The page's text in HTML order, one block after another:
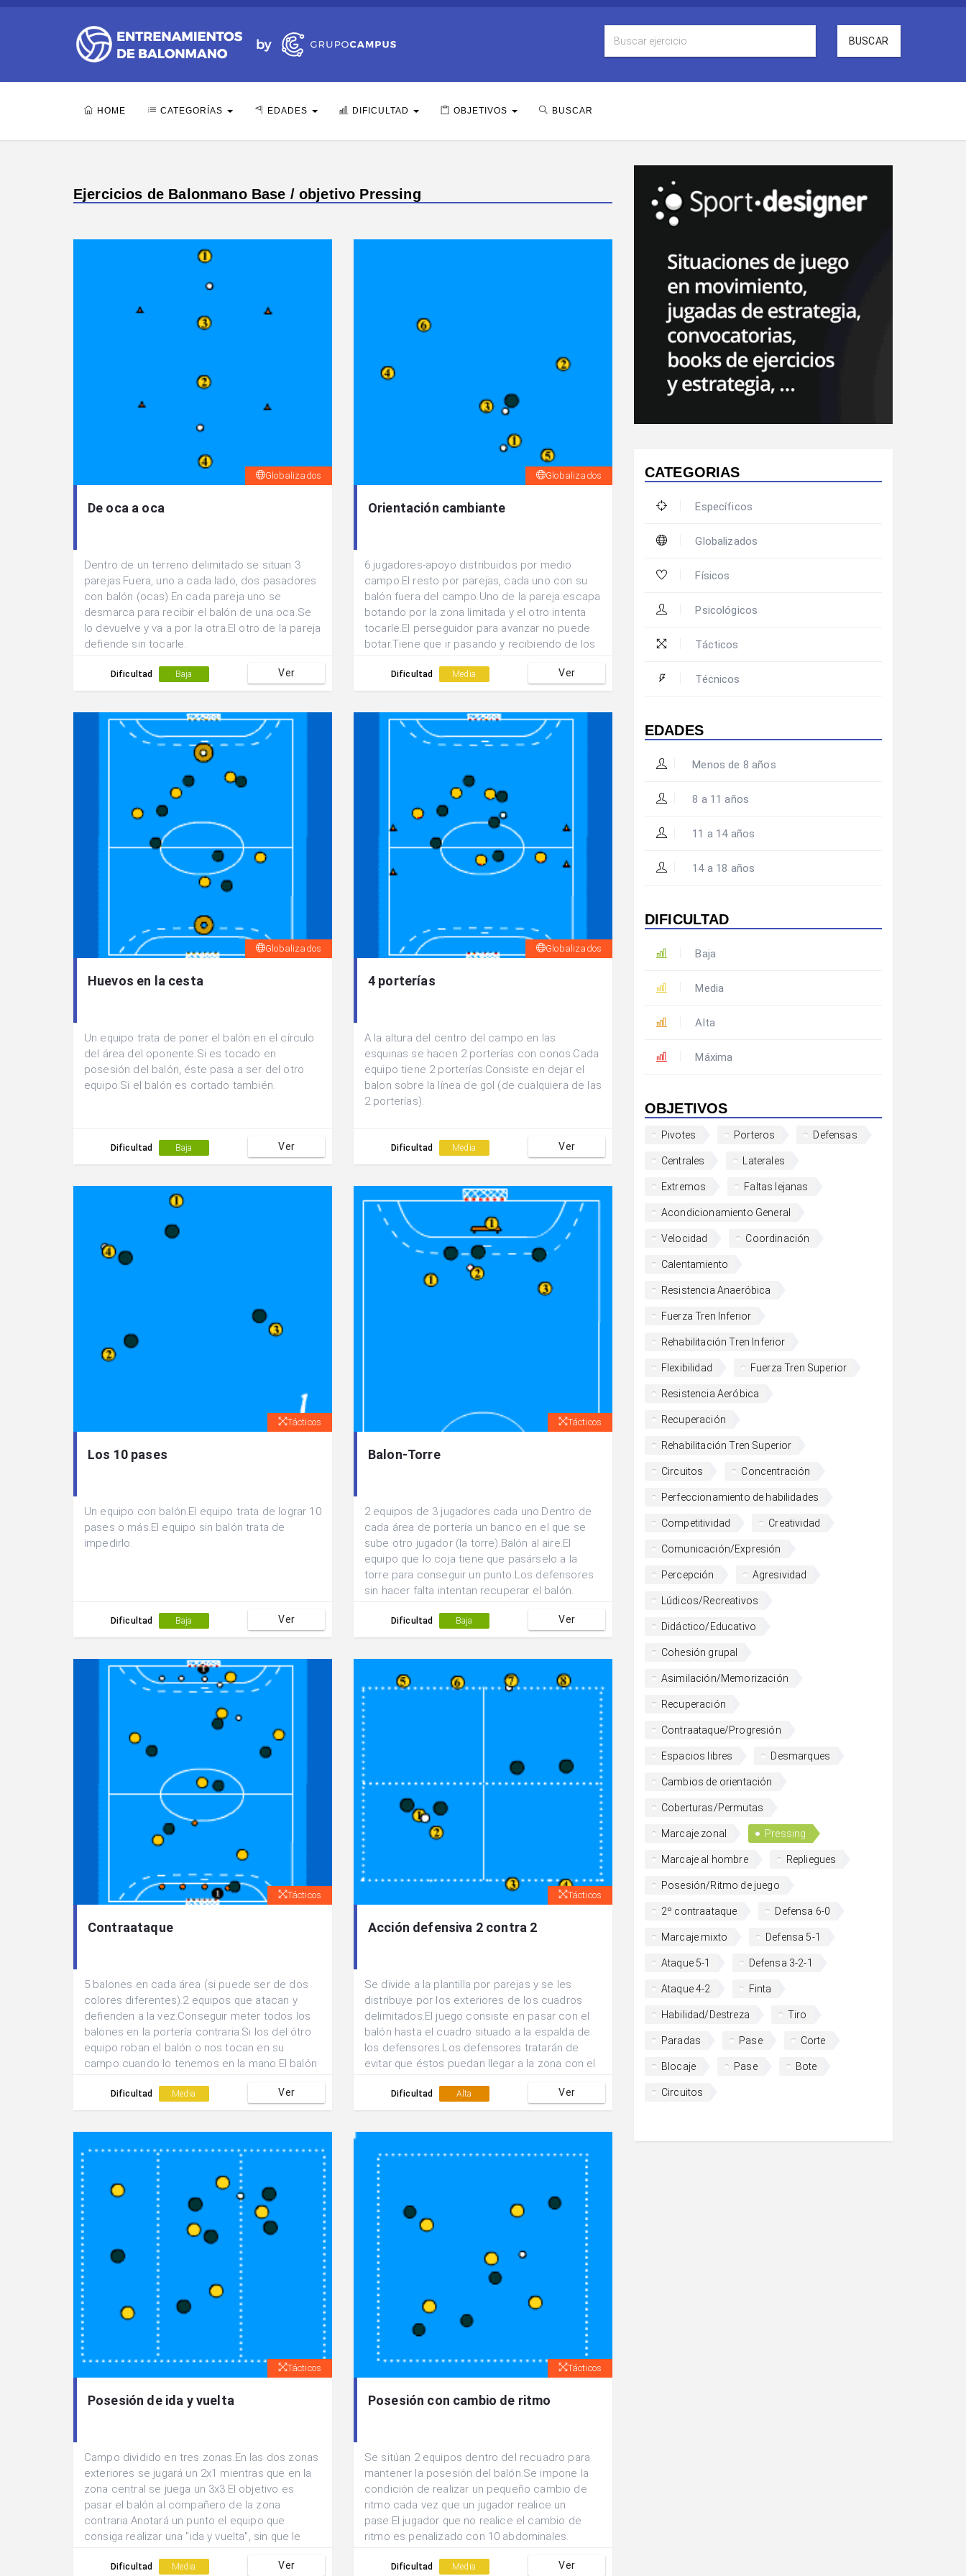
BUSCAR
HOME CATEGORÍAS EDADES DIFICULTAD OBJETIVOS BUSCAR
Ejercicios de Balonmano Base / objetivo Pressing
Globalizados
De oca a oca
Dentro de un terreno delimitado se situan 3
parejas.Fuera, uno a cada lado, dos pasadores
con balón (ocas).En cada pareja uno se
desmarca para recibir el balón de una oca.Se
lo devuelve y va a por la otra.El otro de la pareja
defiende sin tocarle.
Dificultad Baja Ver
Globalizados
Orientación cambiante
6 jugadores-apoyo distribuidos por medio
campo.El resto por parejas, cada uno con su
balón fuera del campo.Uno de la pareja escapa
botando por la zona limitada y el otro intenta
tocarle.El perseguidor para avanzar no puede
botar.Tiene que ir pasando y recibiendo de los
Dificultad Media Ver
Globalizados
Huevos en la cesta
Un equipo trata de poner el balón en el círculo
del área del oponente.Si es tocado en
posesión del balón, éste pasa a ser del otro
equipo.Si el balón es cortado también.
Dificultad Baja Ver
Globalizados
4 porterías
A la altura del centro del campo en las
esquinas se hacen 2 porterías con conos.Cada
equipo tiene 2 porterías.Consiste en dejar el
balon sobre la línea de gol (de cualquiera de las
2 porterías).
Dificultad Media Ver
Tácticos
Los 10 pases
Un equipo con balón.El equipo trata de lograr 10
pases o más.El equipo sin balón trata de
impedirlo.
Dificultad Baja Ver
Tácticos
Balon-Torre
2 equipos de 3 jugadores cada uno.Dentro de
cada área de portería un banco en el que se
sube otro jugador (la torre).Balón al aire.El
equipo que lo coja tiene que pasárselo a la
torre para conseguir un punto.Los defensores
sin hacer falta intentan recuperar el balón.
Dificultad Baja Ver
Tácticos
Contraataque
5 balones en cada área (si puede ser de dos
colores diferentes).2 equipos que atacan y
defienden a la vez.Conseguir meter todos los
balones en la portería contraria.Si los del ótro
equipo roban el balón o nos tocan en su
campo cuando lo tenemos en la mano.El balón
que nos lo vuelvan a pasar para librarnos.El
lanzamiento tenemos que hacerlo desde 9m.
Dificultad Media Ver
Tácticos
Acción defensiva 2 contra 2
Se divide a la plantilla por parejas y se les
distribuye por los exteriores de los cuadros
delimitados.El juego consiste en pasar con el
balón hasta el cuadro situado a la espalda de
los defensores.Los defensores tratarán de
evitar que éstos puedan llegar a la zona con el
cambiar de posición ni cruzarse, están
obligados a defender en zona.
Dificultad Alta Ver
Tácticos
Posesión de ida y vuelta
Campo dividido en tres zonas.En las dos zonas
exteriores se jugará un 2x1 mientras que en la
zona central se juega un 3x3.El objetivo es
pasar el balón al compañero de la zona
contraria.Anotará un punto el equipo que
consiga realizar una "ida y vuelta", sin que le
Dificultad Media Ver
Tácticos
Posesión con cambio de ritmo
Se sitúan 2 equipos dentro del recuadro para
mantener la posesión del balón.Se impone la
condición de realizar un pequeño cambio de
ritmo cada vez que un jugador realice un
pase.El jugador que no realice el cambio de
ritmo es penalizado con 10 abdominales.
Dificultad Media Ver
CATEGORIAS
Específicos
Globalizados
Físicos
Psicológicos
Tácticos
Técnicos
EDADES
Menos de 8 años
8 a 11 años
11 a 14 años
14 a 18 años
DIFICULTAD
Baja
Media
Alta
Máxima
OBJETIVOS
Pivotes Porteros Defensas
Centrales Laterales
Extremos Faltas lejanas
Acondicionamiento General
Velocidad Coordinación
Calentamiento
Resistencia Anaeróbica
Fuerza Tren Inferior
Rehabilitación Tren Inferior
Flexibilidad Fuerza Tren Superior
Resistencia Aeróbica
Recuperación
Rehabilitación Tren Superior
Circuitos Concentración
Perfeccionamiento de habilidades
Competitividad Creatividad
Comunicación/Expresión
Percepción Agresividad
Lúdicos/Recreativos
Didáctico/Educativo
Cohesión grupal
Asimilación/Memorización
Recuperación
Contraataque/Progresión
Espacios libres Desmarques
Cambios de orientación
Coberturas/Permutas
Marcaje zonal Pressing
Marcaje al hombre Repliegues
Posesión/Ritmo de juego
2º contraataque Defensa 6-0
Marcaje mixto Defensa 5-1
Ataque 5-1 Defensa 3-2-1
Ataque 4-2 Finta
Habilidad/Destreza Tiro
Paradas Pase Corte
Blocaje Pase Bote
Circuitos